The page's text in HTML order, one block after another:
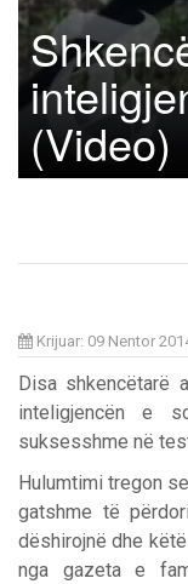
(Video)
Krijuar: 09 Nentor
Disa shkencëtarë
inteligjencën e
suksesshme në
Hulumtimi tregon
gatshme të
dëshirojnë dhe
nga gazeta e